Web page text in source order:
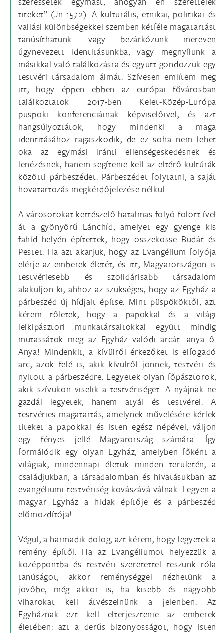
titeket” (Jn 15,12). A kulturális, etnikai, politikai és
vallási különbségekkel szemben kétféle magatartást
tanúsíthatunk: vagy bezárkózunk mereven
úgynevezett identitásunkba, vagy megnyílunk a
másikkal való találkozásra és együtt gondozzuk egy
testvéri társadalom álmát. Szívesen említem meg
itt, hogy éppen ebben az európai fővárosban
találkoztatok 2017-ben Kelet-Közép-Európa
püspöki konferenciáinak képviselőivel, és azt
hangsúlyoztátok, hogy mindenki a maga
identitásához ragaszkodik, de ez soha nem lehet
oka az egymási iránti ellenségeskedésnek és
lenézésnek, hanem segítenie kell az eltérő kultúrák
közötti párbeszédet. Párbeszédet folytatni, a saját
hovatartozás megkérdőjelezése nélkül.
A városotokat kettészelő hatalmas folyó fölött ível
át a gyönyörű Lánchíd, amelyet egy gyenge kis
fahíd helyén építettek, hogy összekösse Budát és
Pestet. Ha azt akarjuk, hogy az Evangélium folyója
elérje az emberek életét, és itt, Magyarországon is
testvériesebb és szolidárisabb társadalom
alakuljon ki, ahhoz az szükséges, hogy az Egyház a
párbeszéd új hídjait építse. Mint püspököktől, azt
kérem tőletek, hogy a papokkal és a világi
lelkipásztori munkatársaitokkal együtt mindig
mutassátok meg az Egyház valódi arcát: anya ő.
Anya! Mindenkit, a kívülről érkezőket is elfogadó
arc, azok felé is, akik kívülről jönnek, testvéri és
nyitott a párbeszédre. Legyetek olyan főpásztorok,
akik szívükön viselik a testvériséget. A nyájnak ne
gazdái legyetek, hanem atyái és testvérei. A
testvéries magatartás, amelynek művelésére kérlek
titeket a papokkal és Isten egész népével, váljon
egy fényes jellé Magyarország számára. Így
formálódik egy olyan Egyház, amelyben főként a
világiak, mindennapi életük minden területén, a
családjukban, a társadalomban és hivatásukban az
evangéliumi testvériség kovászává válnak. Legyen a
magyar Egyház a hidak építője és a párbeszéd
előmozdítója!
Végül, a harmadik dolog, azt kérem, hogy legyetek a
remény építői. Ha az Evangéliumot helyezzük a
középpontba és testvéri szeretettel teszünk róla
tanúságot, akkor reménységgel nézhetünk a
jövőbe, még akkor is, ha kisebb és nagyobb
viharokat kell átvészelnünk a jelenben. Az
Egyháznak ezt kell elterjesztenie az emberek
életében: azt a derűs bizonyosságot, hogy Isten